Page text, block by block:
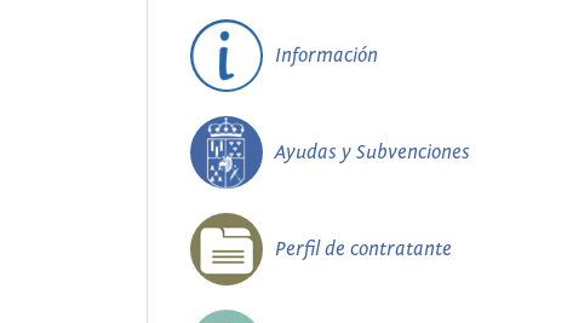
Información
Ayudas y Subvenciones
Perfil de contratante